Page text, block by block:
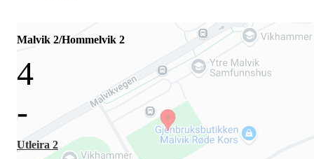
Malvik 2/Hommelvik 2
4
-
Utleira 2